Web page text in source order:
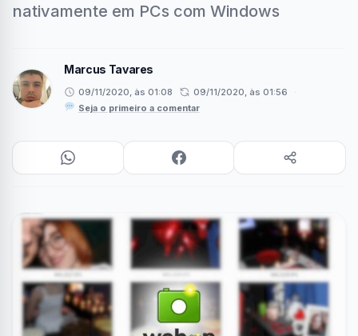
nativamente em PCs com Windows
Marcus Tavares
09/11/2020, às 01:08 09/11/2020, às 01:56
·
Seja o primeiro a comentar